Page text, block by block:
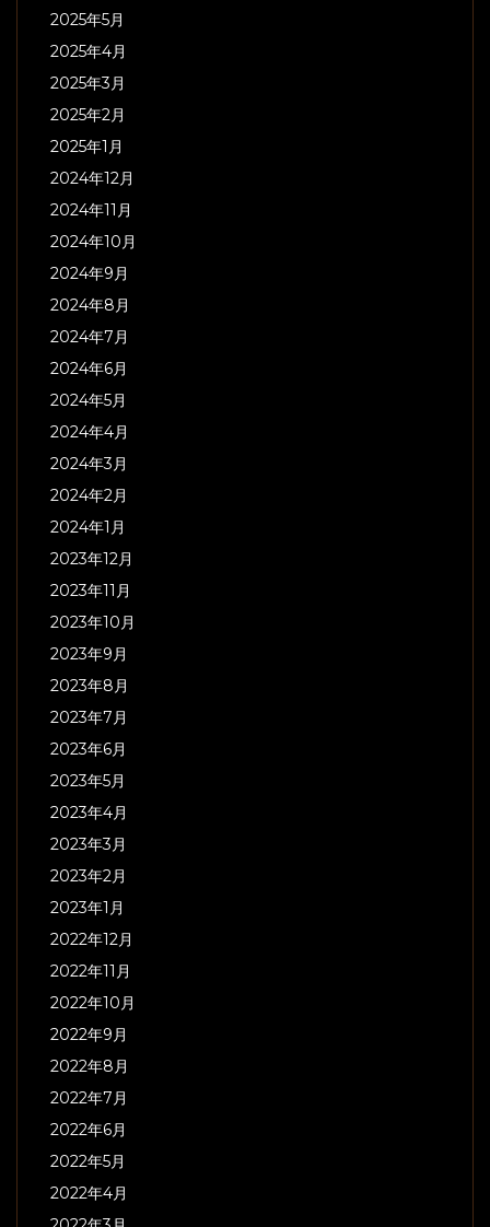
2025年5月
2025年4月
2025年3月
2025年2月
2025年1月
2024年12月
2024年11月
2024年10月
2024年9月
2024年8月
2024年7月
2024年6月
2024年5月
2024年4月
2024年3月
2024年2月
2024年1月
2023年12月
2023年11月
2023年10月
2023年9月
2023年8月
2023年7月
2023年6月
2023年5月
2023年4月
2023年3月
2023年2月
2023年1月
2022年12月
2022年11月
2022年10月
2022年9月
2022年8月
2022年7月
2022年6月
2022年5月
2022年4月